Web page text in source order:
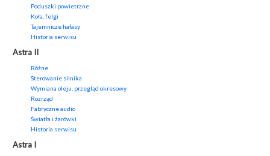
Poduszki powietrzne
Koła, felgi
Tajemnicze hałasy
Historia serwisu
Astra II
Różne
Sterowanie silnika
Wymiana oleju, przegląd okresowy
Rozrząd
Fabryczne audio
Światła i żarówki
Historia serwisu
Astra I